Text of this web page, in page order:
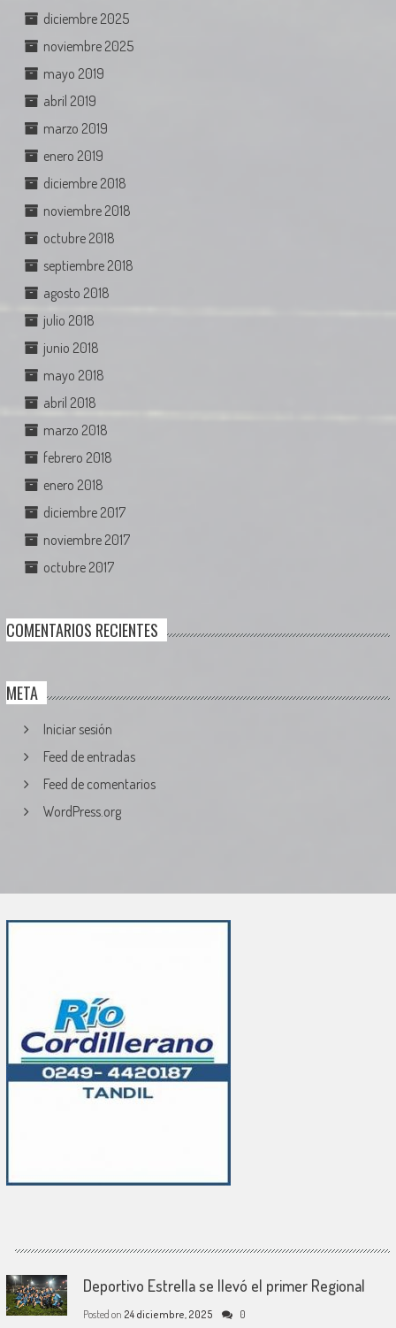
diciembre 2025
noviembre 2025
mayo 2019
abril 2019
marzo 2019
enero 2019
diciembre 2018
noviembre 2018
octubre 2018
septiembre 2018
agosto 2018
julio 2018
junio 2018
mayo 2018
abril 2018
marzo 2018
febrero 2018
enero 2018
diciembre 2017
noviembre 2017
octubre 2017
COMENTARIOS RECIENTES
META
Iniciar sesión
Feed de entradas
Feed de comentarios
WordPress.org
Deportivo Estrella se llevó el primer Regional
Posted on 24 diciembre, 2025 0